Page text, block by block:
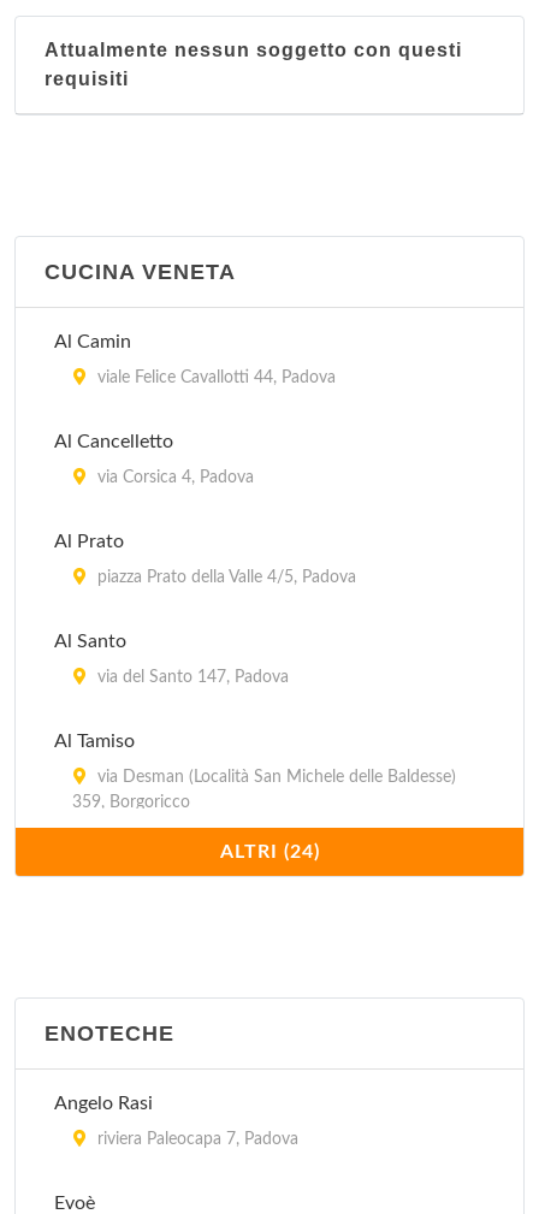
Attualmente nessun soggetto con questi
requisiti
CUCINA VENETA
Al Camin
viale Felice Cavallotti 44, Padova
Al Cancelletto
via Corsica 4, Padova
Al Prato
piazza Prato della Valle 4/5, Padova
Al Santo
via del Santo 147, Padova
Al Tamiso
via Desman (Località San Michele delle Baldesse)
359, Borgoricco
via San Pelagio 95, Due Carrare
Antica Trattoria al Bosco
via Valmarana 13, Saonara
via Carromatto 4, Torreglia
ALTRI (24)
ENOTECHE
Angelo Rasi
riviera Paleocapa 7, Padova
Evoè